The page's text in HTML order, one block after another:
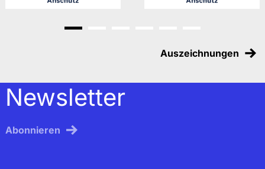
Gehe zu Slide 1
Auszeichnungen
Newsletter
Abonnieren